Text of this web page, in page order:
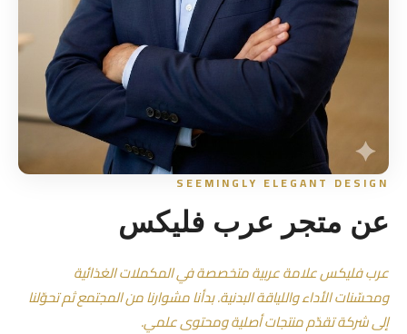
SEEMINGLY ELEGANT DESIGN
عن متجر عرب فليكس
عرب فليكس علامة عربية متخصصة في المكملات الغذائية
ومحسّنات الأداء واللياقة البدنية. بدأنا مشوارنا من المجتمع ثم تحوّلنا
إلى شركة تقدّم منتجات أصلية ومحتوى علمي.